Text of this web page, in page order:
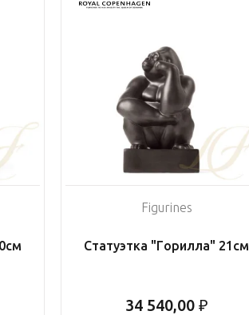
Figurines
Статуэтка "Горилла" 21см
34 540,00 ₽